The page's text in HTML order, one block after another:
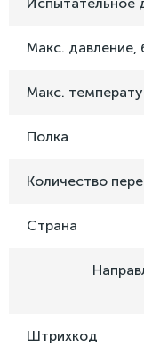
Макс. давление,
Макс.
Полка
Количество
Страна
Штрихкод